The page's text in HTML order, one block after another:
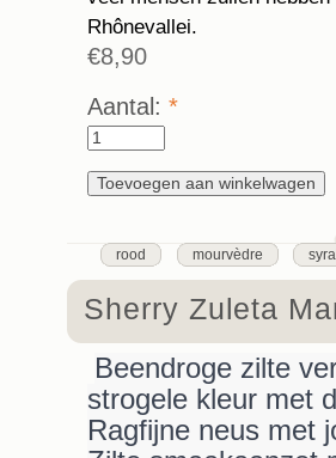
Rhônevallei.
€8,90
Aantal: *
rood mourvèdre
Sherry Zuleta
Beendroge zilte
strogele kleur met
Ragfijne neus met